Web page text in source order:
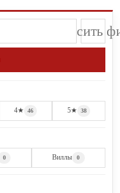
Сбросить
4★ 46 5★ 38
0 Виллы 0